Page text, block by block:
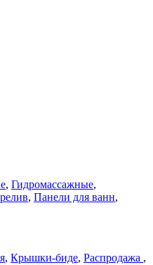
, Гидромассажные,
, Панели для ванн,
, Крышки-биде, Распродажа ,